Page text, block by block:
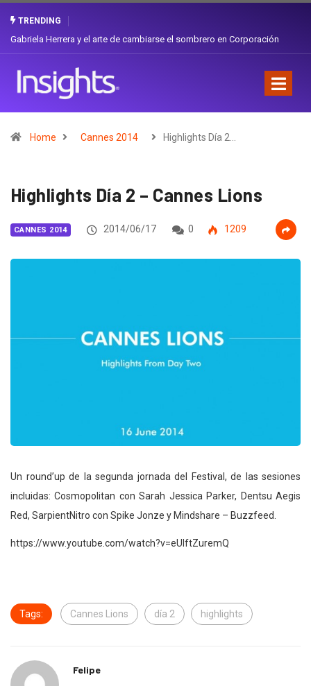
TRENDING
Gabriela Herrera y el arte de cambiarse el sombrero en Corporación
Home Cannes 2014 Highlights Día 2…
Highlights Día 2 – Cannes Lions
CANNES 2014 2014/06/17 0 1209
Un round’up de la segunda jornada del Festival, de las sesiones
incluidas: Cosmopolitan con Sarah Jessica Parker, Dentsu Aegis
Red, SarpientNitro con Spike Jonze y Mindshare – Buzzfeed.
https://www.youtube.com/watch?v=eUIftZuremQ
Tags: Cannes Lions día 2 highlights
Felipe